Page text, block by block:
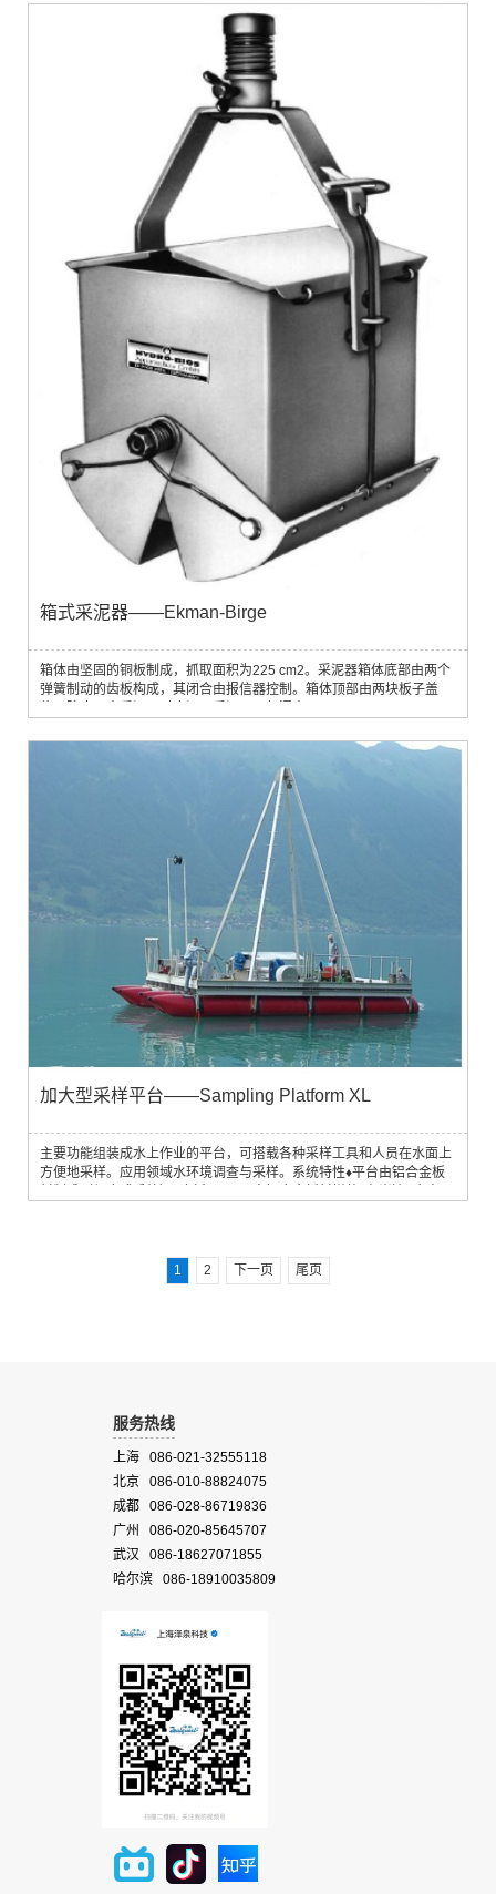
箱式采泥器——Ekman-Birge
箱体由坚固的铜板制成，抓取面积为225 cm2。采泥器箱体底部由两个
弹簧制动的齿板构成，其闭合由报信器控制。箱体顶部由两块板子盖
加大型采样平台——Sampling Platform XL
主要功能组装成水上作业的平台，可搭载各种采样工具和人员在水面上
方便地采样。应用领域水环境调查与采样。系统特性♦平台由铝合金板
1
2 下一页 尾页
服务热线
上海 086-021-32555118
北京 086-010-88824075
成都 086-028-86719836
广州 086-020-85645707
武汉 086-18627071855
哈尔滨 086-18910035809